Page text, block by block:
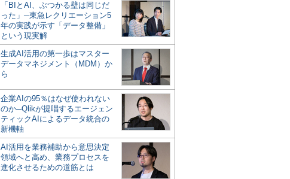
「BIとAI、ぶつかる壁は同じだ
った」─東急レクリエーション5
年の実践が示す「データ整備」
という現実解
生成AI活用の第一歩はマスター
データマネジメント（MDM）か
ら
企業AIの95％はなぜ使われない
のか─Qlikが提唱するエージェン
ティックAIによるデータ統合の
新機軸
AI活用を業務補助から意思決定
領域へと高め、業務プロセスを
進化させるための道筋とは